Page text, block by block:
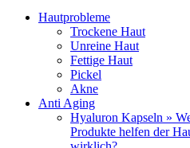
Hautprobleme
Trockene Haut
Unreine Haut
Fettige Haut
Pickel
Akne
Anti Aging
Hyaluron Kapseln »
Produkte helfen der